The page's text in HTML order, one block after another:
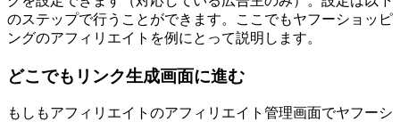
のステップで行うことができます。ここでもヤフーショッピ
ングのアフィリエイトを例にとって説明します。
どこでもリンク生成画面に進む
もしもアフィリエイトのアフィリエイト管理画面でヤフーシ